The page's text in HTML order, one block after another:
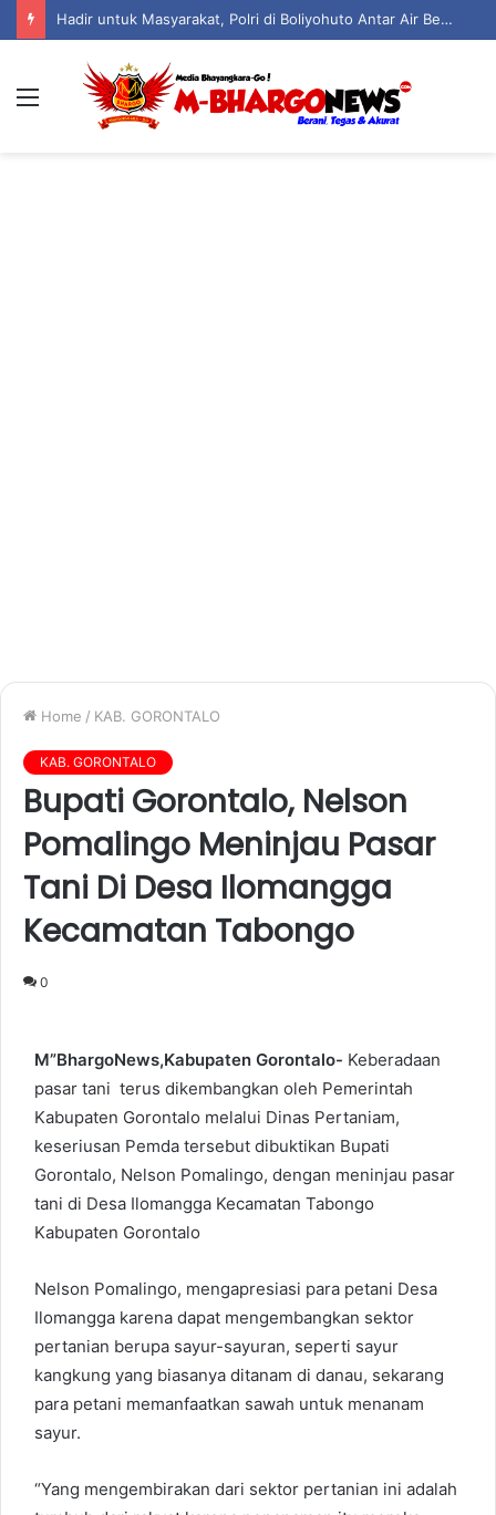
Pengawas Lokasi Darwis Bantah Ada Aktivitas PETI di Potabo, Sebut Sudah Sebulan Tak Beroperasi
Home / KAB. GORONTALO
KAB. GORONTALO
Bupati Gorontalo, Nelson
Pomalingo Meninjau Pasar
Tani Di Desa Ilomangga
Kecamatan Tabongo
0
M”BhargoNews,Kabupaten Gorontalo- Keberadaan
pasar tani terus dikembangkan oleh Pemerintah
Kabupaten Gorontalo melalui Dinas Pertaniam,
keseriusan Pemda tersebut dibuktikan Bupati
Gorontalo, Nelson Pomalingo, dengan meninjau pasar
tani di Desa Ilomangga Kecamatan Tabongo
Kabupaten Gorontalo
Nelson Pomalingo, mengapresiasi para petani Desa
Ilomangga karena dapat mengembangkan sektor
pertanian berupa sayur-sayuran, seperti sayur
kangkung yang biasanya ditanam di danau, sekarang
para petani memanfaatkan sawah untuk menanam
sayur.
“Yang mengembirakan dari sektor pertanian ini adalah